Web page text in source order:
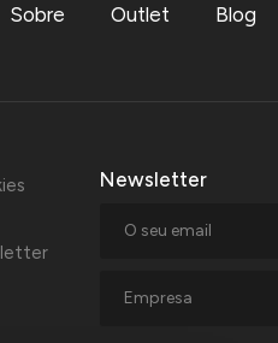
Sobre Outlet Blog
Newsletter